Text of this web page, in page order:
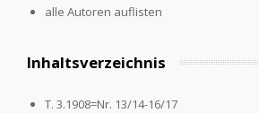
alle Autoren auflisten
Inhaltsverzeichnis
T. 3.1908=Nr. 13/14-16/17